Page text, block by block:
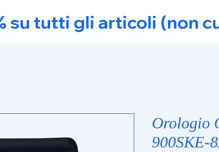
su tutti gli articoli (non
Orologio
900SKE-